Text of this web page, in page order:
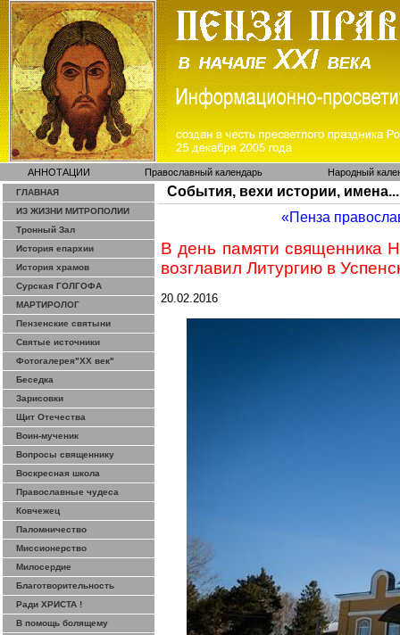
АННОТАЦИИ Православный календарь Народный
ГЛАВНАЯ
ИЗ ЖИЗНИ МИТРОПОЛИИ
Тронный Зал
История епархии
История храмов
Сурская ГОЛГОФА
МАРТИРОЛОГ
Пензенские святыни
Святые источники
Фотогалерея"ХХ век"
Беседка
Зарисовки
Щит Отечества
Воин-мученик
Вопросы священнику
Воскресная школа
Православные чудеса
Ковчежец
Паломничество
Миссионерство
Милосердие
Благотворительность
Ради ХРИСТА !
В помощь болящему
События, вехи истории, имена...
«Пенза
В день памяти священника
возглавил Литургию в
20.02.2016